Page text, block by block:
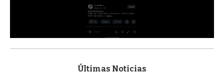
s
Últimas Noticias